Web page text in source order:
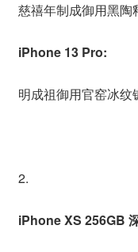
慈禧年制成御用黑陶
iPhone 13 Pro:
明成祖御用官窑冰纹
2.
iPhone XS 256GB